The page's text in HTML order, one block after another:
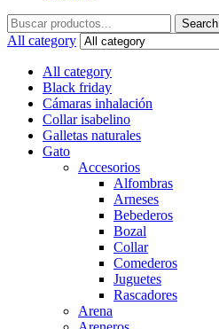
Search
for:
Search
All category
All category
Black friday
Cámaras inhalación
Collar isabelino
Galletas naturales
Gato
Accesorios
Alfombras
Arneses
Bebederos
Bozal
Collar
Comederos
Juguetes
Rascadores
Arena